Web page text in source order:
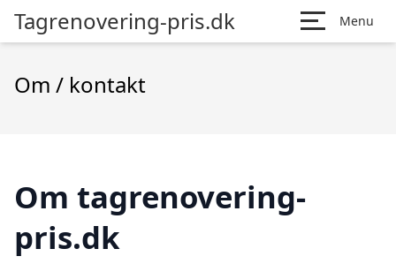
Tagrenovering-pris.dk Menu
Om / kontakt
Om tagrenovering-
pris.dk